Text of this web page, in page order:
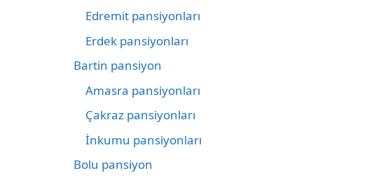
Edremit pansiyonları
Erdek pansiyonları
Bartin pansiyon
Amasra pansiyonları
Çakraz pansiyonları
İnkumu pansiyonları
Bolu pansiyon